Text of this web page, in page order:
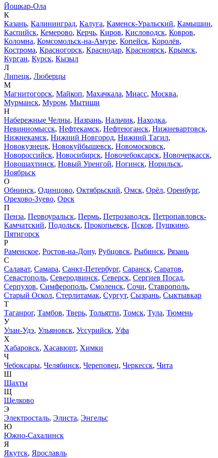
Йошкар-Ола
К
Казань, Калининград, Калуга, Каменск-Уральский, Камышин,
Каспийск, Кемерово, Керчь, Киров, Кисловодск, Ковров,
Коломна, Комсомольск-на-Амуре, Копейск, Королёв,
Кострома, Красногорск, Краснодар, Красноярск, Крымск,
Курган, Курск, Кызыл
Л
Липецк, Люберцы
М
Магнитогорск, Майкоп, Махачкала, Миасс, Москва,
Мурманск, Муром, Мытищи
Н
Набережные Челны, Назрань, Нальчик, Находка,
Невинномысск, Нефтекамск, Нефтеюганск, Нижневартовск,
Нижнекамск, Нижний Новгород, Нижний Тагил,
Новокузнецк, Новокуйбышевск, Новомосковск,
Новороссийск, Новосибирск, Новочебоксарск, Новочеркасск,
Новошахтинск, Новый Уренгой, Ногинск, Норильск,
Ноябрьск
О
Обнинск, Одинцово, Октябрьский, Омск, Орёл, Оренбург,
Орехово-Зуево, Орск
П
Пенза, Первоуральск, Пермь, Петрозаводск, Петропавловск-
Камчатский, Подольск, Прокопьевск, Псков, Пушкино,
Пятигорск
Р
Раменское, Ростов-на-Дону, Рубцовск, Рыбинск, Рязань
С
Салават, Самара, Санкт-Петербург, Саранск, Саратов,
Севастополь, Северодвинск, Северск, Сергиев Посад,
Серпухов, Симферополь, Смоленск, Сочи, Ставрополь,
Старый Оскол, Стерлитамак, Сургут, Сызрань, Сыктывкар
Т
Таганрог, Тамбов, Тверь, Тольятти, Томск, Тула, Тюмень
У
Улан-Удэ, Ульяновск, Уссурийск, Уфа
Х
Хабаровск, Хасавюрт, Химки
Ч
Чебоксары, Челябинск, Череповец, Черкесск, Чита
Ш
Шахты
Щ
Щелково
Э
Электросталь, Элиста, Энгельс
Ю
Южно-Сахалинск
Я
Якутск, Ярославль